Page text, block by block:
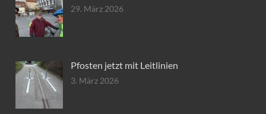
29. März 2026
Pfosten jetzt mit Leitlinien
3. März 2026